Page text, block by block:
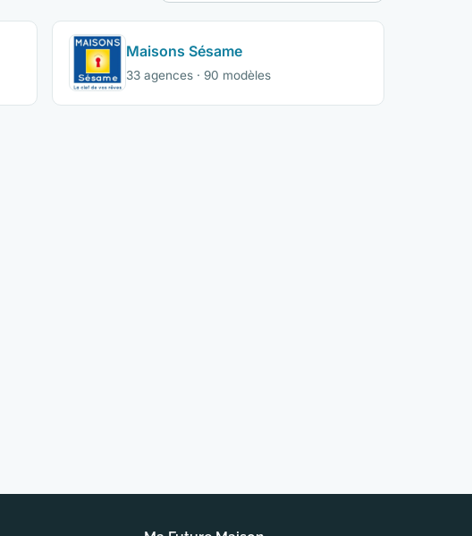
Maisons Sésame
33 agences · 90 modèles